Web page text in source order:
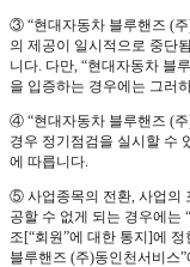
③ “현대자동차 블루핸즈 (
의 제공이 일시적으로 중단
니다. 다만, “현대자동차 블
을 입증하는 경우에는 그러
④ “현대자동차 블루핸즈 (
경우 정기점검을 실시할 수
에 따릅니다.
⑤ 사업종목의 전환, 사업의
공할 수 없게 되는 경우에는
조[“회원”에 대한 통지]에
블루핸즈 (주)동인천서비스